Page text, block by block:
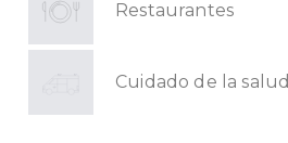
Restaurantes
Cuidado de la salud